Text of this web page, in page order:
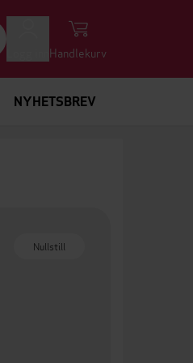
Handlekurv
NYHETSBREV
Nullstill